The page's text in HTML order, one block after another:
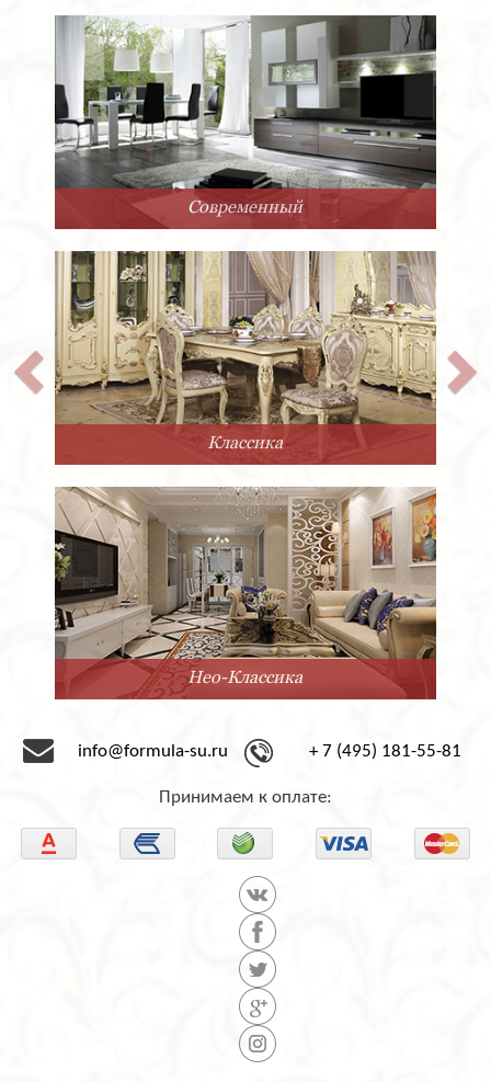
Арт-Деко
Прованс
Минимализм
info@formula-su.ru + 7 (495) 181-55-81
Принимаем к оплате: